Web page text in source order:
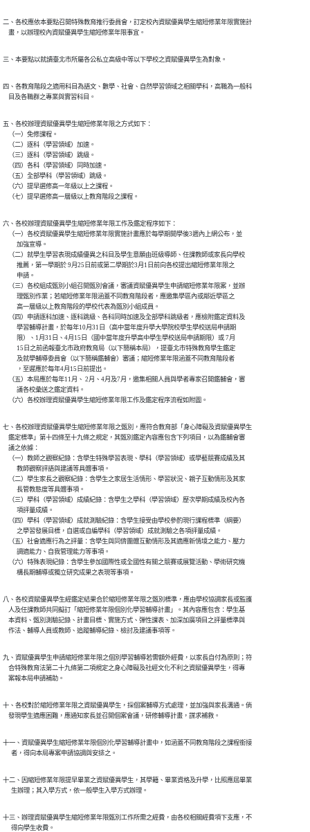
二、各校應依本要點召開特殊教育推行委員會，訂定校內資賦優異學生縮短修業年限實施計
    畫，以辦理校內資賦優異學生縮短修業年限事宜。
三、本要點以就讀臺北市所屬各公私立高級中等以下學校之資賦優異學生為對象。
四、各教育階段之適用科目為語文、數學、社會、自然學習領域之相關學科，高職為一般科
    目及各職群之專業與實習科目。
五、各校辦理資賦優異學生縮短修業年限之方式如下：
    （一）免修課程。
    （二）逐科（學習領域）加速。
    （三）逐科（學習領域）跳級。
    （四）各科（學習領域）同時加速。
    （五）全部學科（學習領域）跳級。
    （六）提早選修高一年級以上之課程。
    （七）提早選修高一層級以上教育階段之課程。
六、各校辦理資賦優異學生縮短修業年限工作及鑑定程序如下：
    （一）各校資賦優異學生縮短修業年限實施計畫應於每學期開學後3週內上網公布，並
          加強宣導。
    （二）就學生學習表現成績優異之科目及學生意願由班級導師、任課教師或家長向學校
          推薦，第一學期於 9月25日前或第二學期於3月1日前向各校提出縮短修業年限之
          申請。
    （三）各校組成甄別小組召開甄別會議，審議資賦優異學生申請縮短修業年限案，並辦
          理甄別作業；若縮短修業年限涵蓋不同教育階段者，應邀集學區內或鄰近學區之
          高一層級以上教育階段的學校代表為甄別小組成員。
    （四）申請逐科加速、逐科跳級、各科同時加速及全部學科跳級者，應檢附鑑定資料及
          學習輔導計畫，於每年10月31日（高中當年度升學大學院校學生學校送局申請期
          限）、1月31日、4月15日（國中當年度升學高中學生學校送局申請期限）或 7月
          15日之前函報臺北市政府教育局（以下簡稱本局），提臺北市特殊教育學生鑑定
          及就學輔導委員會（以下簡稱鑑輔會）審議；縮短修業年限涵蓋不同教育階段者
          ，至遲應於每年4月15日前提出。
    （五）本局應於每年11月、 2月、4月及7月，邀集相關人員與學者專家召開鑑輔會，審
          議各校彙送之鑑定資料。
    （六）各校辦理資賦優異學生縮短修業年限工作及鑑定程序流程如附圖。
七、各校辦理資賦優異學生縮短修業年限之甄別，應符合教育部「身心障礙及資賦優異學生
    鑑定標準」第十四條至十九條之規定，其甄別鑑定內容應包含下列項目，以為鑑輔會審
    議之依據：
    （一）教師之觀察紀錄：含學生特殊學習表現、學科（學習領域）或學藝競賽成績及其
          教師觀察評語與建議等具體事項。
    （二）學生家長之觀察紀錄：含學生之家居生活情形、學習狀況、親子互動情形及其家
          長管教態度等具體事項。
    （三）學科（學習領域）成績紀錄：含學生之學科（學習領域）歷次學期成績及校內各
          項評量成績。
    （四）學科（學習領域）成就測驗紀錄：含學生接受由學校參酌現行課程標準（綱要）
          之學習發展目標，自選或自編學科（學習領域）成就測驗之各項評量成績。
    （五）社會適應行為之評量：含學生與同儕團體互動情形及其適應新情境之能力、壓力
          調適能力、自我管理能力等事項。
    （六）特殊表現紀錄：含學生參加國際性或全國性有關之競賽或展覽活動、學術研究機
          構長期輔導或獨立研究成果之表現等事項。
八、各校資賦優異學生經鑑定結果合於縮短修業年限之甄別標準，應由學校協調家長或監護
    人及任課教師共同擬訂「縮短修業年限個別化學習輔導計畫」。其內容應包含：學生基
    本資料、甄別測驗記錄、計畫目標、實施方式、彈性課表、加深加廣項目之評量標準與
    作法、輔導人員或教師、追蹤輔導紀錄、檢討及建議事項等。
九、資賦優異學生申請縮短修業年限之個別學習輔導若需額外經費，以家長自付為原則；符
    合特殊教育法第二十九條第二項規定之身心障礙及社經文化不利之資賦優異學生，得專
    案報本局申請補助。
十、各校對於縮短修業年限之資賦優異學生，採個案輔導方式處理，並加強與家長溝通。倘
    發現學生適應困難，應通知家長並召開個案會議，研修輔導計畫，謀求補救。
十一、資賦優異學生縮短修業年限個別化學習輔導計畫中，如涵蓋不同教育階段之課程銜接
      者，得向本局專案申請協調與安排之。
十二、因縮短修業年限提早畢業之資賦優異學生，其學籍、畢業資格及升學，比照應屆畢業
      生辦理；其入學方式，依一般學生入學方式辦理。
十三、辦理資賦優異學生縮短修業年限甄別工作所需之經費，由各校相關經費項下支應，不
      得向學生收費。